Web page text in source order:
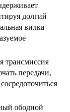
долгий
вилка
трансмиссия
передачи,
ободной